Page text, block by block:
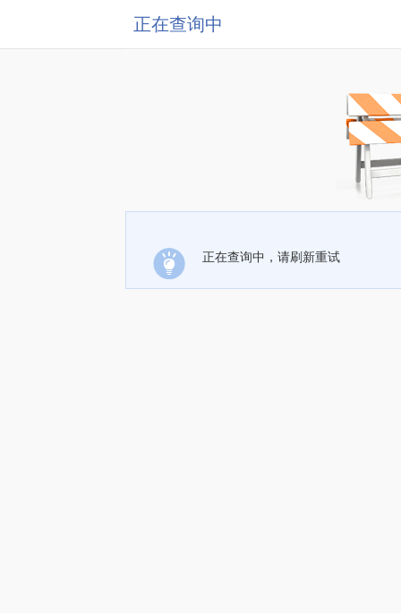
正在查询中
正在查询中，请刷新重试